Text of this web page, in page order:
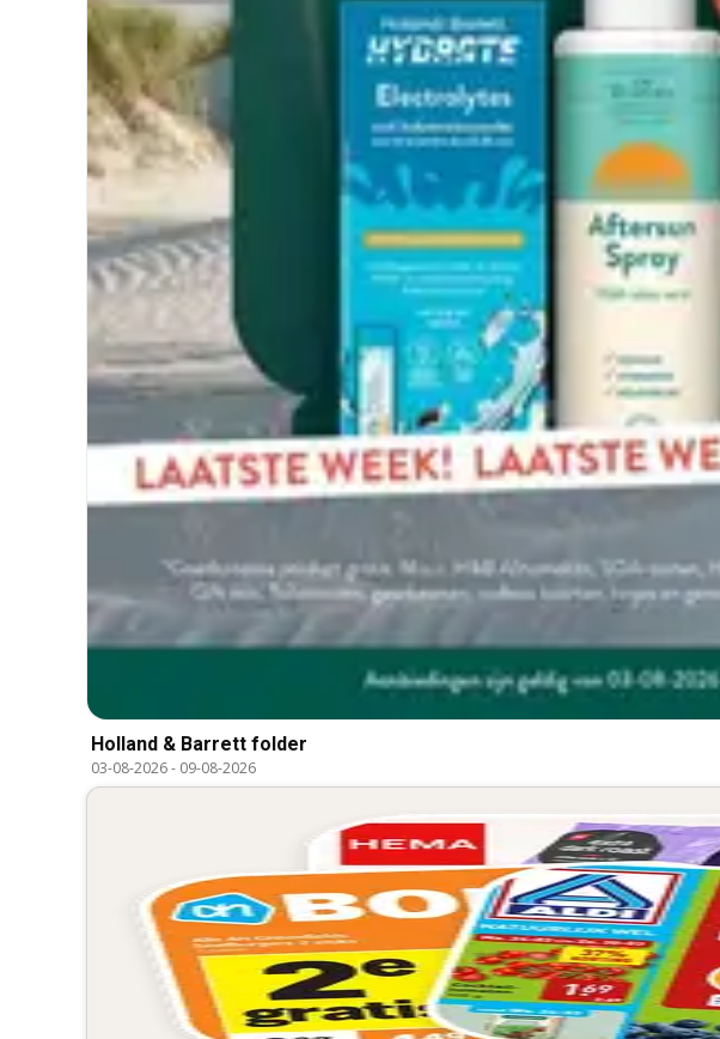
Holland & Barrett folder
03-08-2026- 09-08-2026